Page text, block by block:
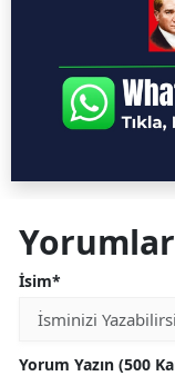
Yorumlar
İsim*
Yorum Yazın (500